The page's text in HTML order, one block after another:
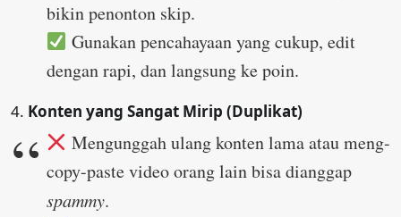
bikin penonton skip.
Gunakan pencahayaan yang cukup, edit
dengan rapi, dan langsung ke poin.
4. Konten yang Sangat Mirip (Duplikat)
Mengunggah ulang konten lama atau meng-
copy-paste video orang lain bisa dianggap
spammy.